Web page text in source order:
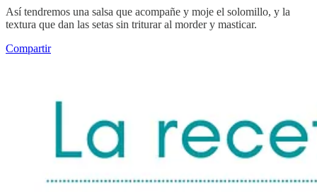
Así tendremos una salsa que acompañe y moje el solomillo, y la
textura que dan las setas sin triturar al morder y masticar.
Compartir